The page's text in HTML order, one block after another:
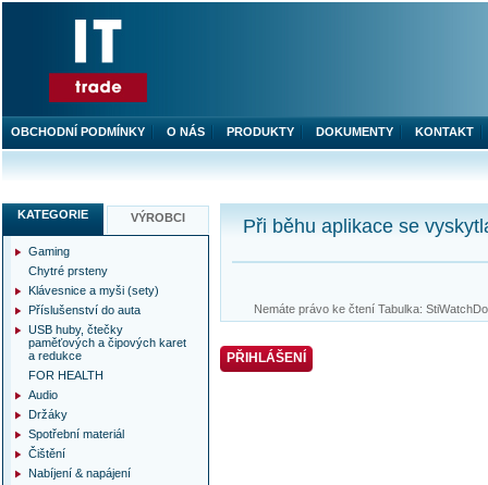
Při běhu aplikace se
Nemáte právo ke čtení Tabulka:
PŘIHLÁŠENÍ
KATEGORIE VÝROBCI
Gaming
Chytré prsteny
Klávesnice a myši (sety)
Příslušenství do auta
USB huby, čtečky
paměťových a čipových karet
a redukce
FOR HEALTH
Audio
Držáky
Spotřební materiál
Čištění
Nabíjení & napájení
OBCHODNÍ PODMÍNKY O NÁS PRODUKTY DOKUMENTY KONTAKT